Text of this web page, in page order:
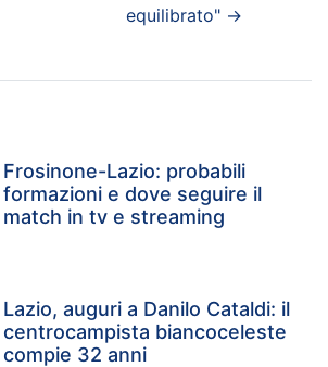
equilibrato"→
Frosinone-Lazio: probabili
formazioni e dove seguire il
match in tv e streaming
Lazio, auguri a Danilo Cataldi: il
centrocampista biancoceleste
compie 32 anni